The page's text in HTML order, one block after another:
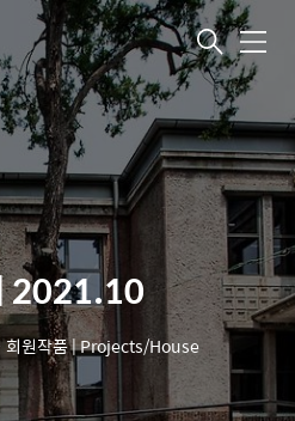
메
뉴
2021.10
회원작품 | Projects/House